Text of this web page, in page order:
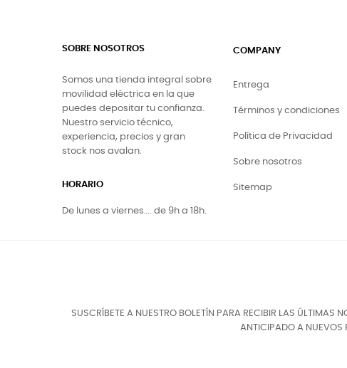
SOBRE NOSOTROS
Somos una tienda integral sobre
movilidad eléctrica en la que
puedes depositar tu confianza.
Nuestro servicio técnico,
experiencia, precios y gran
stock nos avalan.
HORARIO
De lunes a viernes…. de 9h a 18h.
COMPANY
Entrega
Términos y condiciones
Política de Privacidad
Sobre nosotros
Sitemap
SUSCRÍBETE A NUESTRO BOLETÍN PARA RECIBIR LAS ÚLTIMAS
ANTICIPADO A NUEVOS